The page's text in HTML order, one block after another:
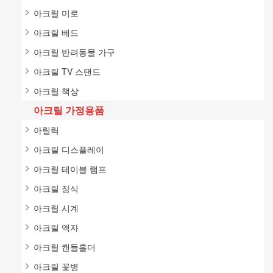
아크릴 미로
아크릴 베드
아크릴 반려동물 가구
아크릴 TV 스탠드
아크릴 책상
아크릴 가정용품
아릴릭
아크릴 디스플레이
아크릴 테이블 램프
아크릴 장식
아크릴 시계
아크릴 액자
아크릴 캔들홀더
아크릴 꽃병